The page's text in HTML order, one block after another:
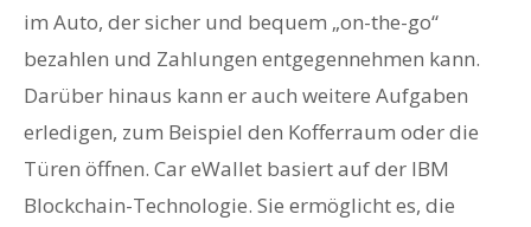
im Auto, der sicher und bequem „on-the-go“
bezahlen und Zahlungen entgegennehmen kann.
Darüber hinaus kann er auch weitere Aufgaben
erledigen, zum Beispiel den Kofferraum oder die
Türen öffnen. Car eWallet basiert auf der IBM
Blockchain-Technologie. Sie ermöglicht es, die